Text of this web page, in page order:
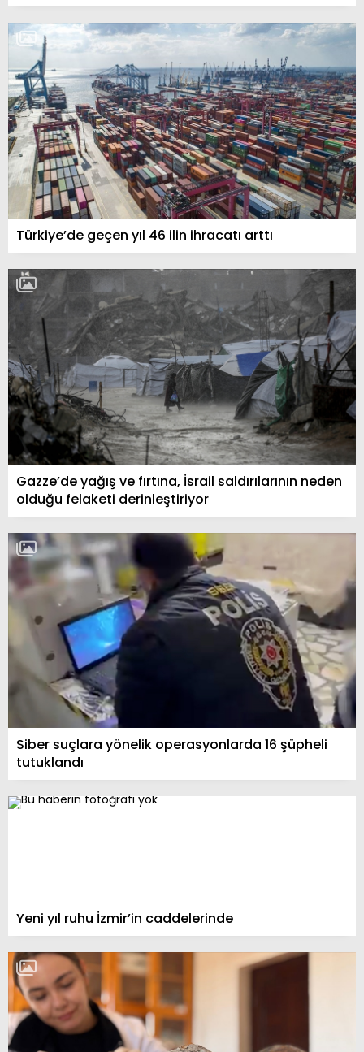
Türkiye’de geçen yıl 46 ilin ihracatı arttı
Gazze’de yağış ve fırtına, İsrail saldırılarının neden
olduğu felaketi derinleştiriyor
Siber suçlara yönelik operasyonlarda 16 şüpheli
tutuklandı
Yeni yıl ruhu İzmir’in caddelerinde